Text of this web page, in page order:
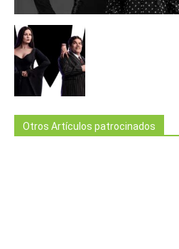
Otros Artículos patrocinados